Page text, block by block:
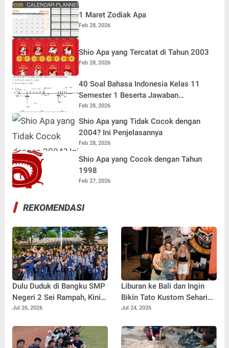
1 Maret Zodiak Apa
Feb 28, 2026
Shio Apa yang Tercatat di Tahun 2003
Feb 28, 2026
40 Soal Bahasa Indonesia Kelas 11
Semester 1 Beserta Jawaban
Terlengkap
Feb 28, 2026
Shio Apa yang Tidak Cocok dengan
2004? Ini Penjelasannya
Feb 28, 2026
Shio Apa yang Cocok dengan Tahun
1998
Feb 27, 2026
REKOMENDASI
Dulu Duduk di Bangku SMP
Negeri 2 Sei Rampah, Kini
Penulis Mulai Aja Dulu
sebagai Pemateri untuk
Menginspirasi Generasi
Jul 26, 2026
Liburan ke Bali dan Ingin
Bikin Tato Kustom Sehari
Jadi? Ini Panduannya
Jul 24, 2026